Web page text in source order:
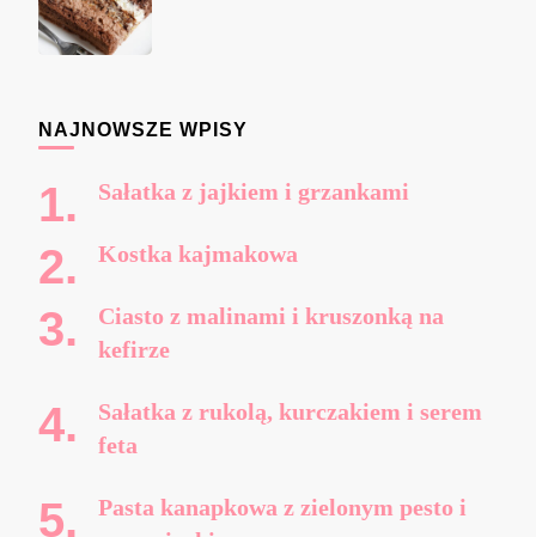
NAJNOWSZE WPISY
Sałatka z jajkiem i grzankami
Kostka kajmakowa
Ciasto z malinami i kruszonką na
kefirze
Sałatka z rukolą, kurczakiem i serem
feta
Pasta kanapkowa z zielonym pesto i